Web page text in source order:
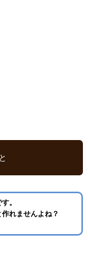
。
れませんよね？